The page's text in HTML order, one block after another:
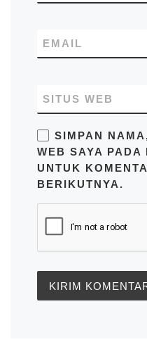
EMAIL
SITUS WEB
SIMPAN
WEB SAYA PADA
UNTUK
BERIKUTNYA.